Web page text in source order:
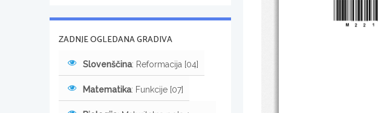
ZADNJE OGLEDANA GRADIVA
Slovenščina: Reformacija [04]
Matematika: Funkcije [07]